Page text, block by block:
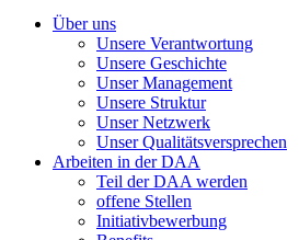
Über uns
Unsere Verantwortung
Unsere Geschichte
Unser Management
Unsere Struktur
Unser Netzwerk
Unser Qualitätsversprechen
Arbeiten in der DAA
Teil der DAA werden
offene Stellen
Initiativbewerbung